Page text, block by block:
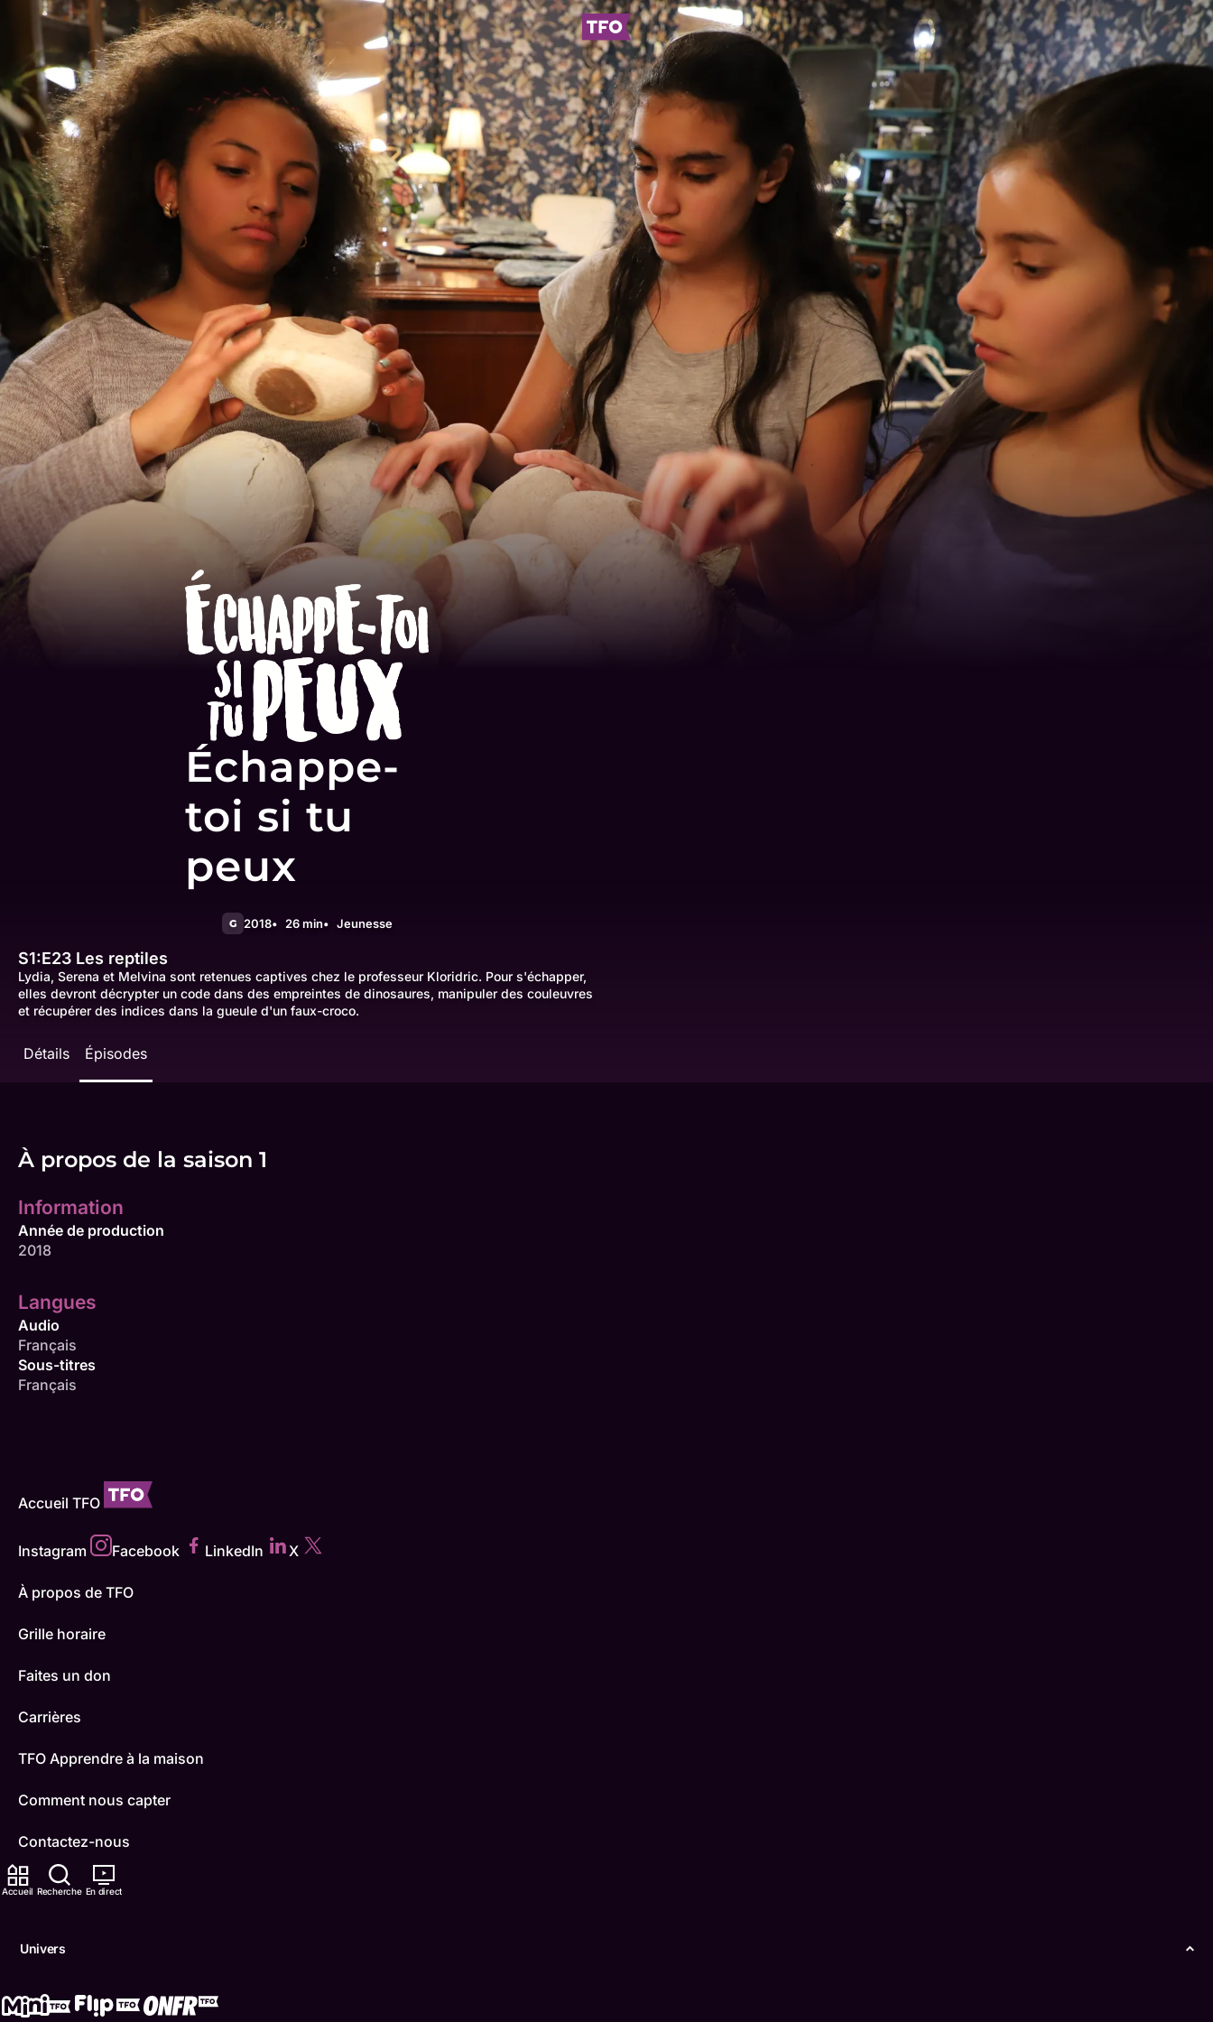
Accueil Recherche En direct
Univers
Échappe-
toi si tu
peux
G 2018 26 min Jeunesse
S1:E23 Les reptiles
Lydia, Serena et Melvina sont retenues captives chez le professeur Kloridric. Pour s'échapper,
elles devront décrypter un code dans des empreintes de dinosaures, manipuler des couleuvres
et récupérer des indices dans la gueule d'un faux-croco.
Détails Épisodes
À propos de la saison 1
Information
Année de production
2018
Langues
Audio
Français
Sous-titres
Français
Accueil TFO
Instagram Facebook LinkedIn X
À propos de TFO
Grille horaire
Faites un don
Carrières
TFO Apprendre à la maison
Comment nous capter
Contactez-nous
ONFR
Conditions d'utilisation